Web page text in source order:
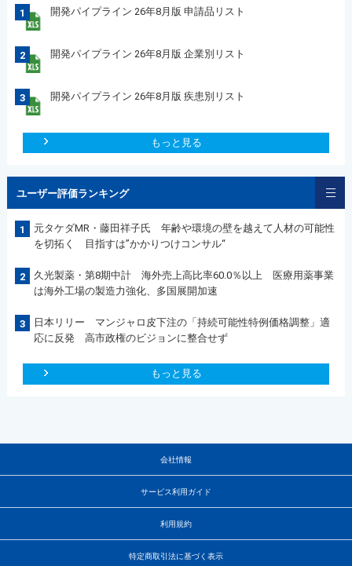
1 開発パイプライン 26年8月版 申請品リスト
2 開発パイプライン 26年8月版 企業別リスト
3 開発パイプライン 26年8月版 疾患別リスト
もっと見る
ユーザー評価ランキング
1
元タケダMR・藤田祥子氏 年齢や環境の壁を越えて人材の可能性
を切拓く 目指すは”かかりつけコンサル“
2
久光製薬・第8期中計 海外売上高比率60.0％以上 医療用薬事業
は海外工場の製造力強化、多国展開加速
3
日本リリー マンジャロ皮下注の「持続可能性特例価格調整」適
応に反発 高市政権のビジョンに整合せず
もっと見る
会社情報
サービス利用ガイド
利用規約
特定商取引法に基づく表示